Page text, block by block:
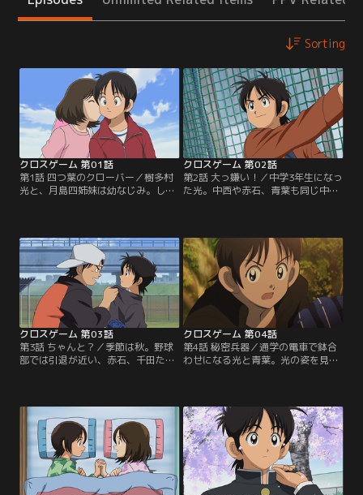
Sorting
クロスゲーム 第01話
第1話 四つ葉のクローバー／樹多村
光と、月島四姉妹は幼なじみ。しっ
紅葉。そんな夏のある日。若葉は、
光と夏祭りに行く約束をして、キャ
ンプに出かける。数日後、光が何気
なくつけた高校野球に流れてくるニ
ュース。光は耳を疑うが…。【提
供：バンダイチャンネル】
クロスゲーム 第02話
第2話 大っ嫌い！／中学3年生になっ
た光。中西や赤石、青葉も同じ中学
りチームを引っ張る赤石がいた。そ
んな中、光と中西は草野球でピッチ
ャーの青葉と対決することに。勝負
に勝った青葉ではあるが、光の野球
のセンスを認め始めて…。【提供：
バンダイチャンネル】
クロスゲーム 第03話
第3話 ちゃんと？／季節は秋。野球
部では引退が近い、赤石、千田たち
が流れている。お調子者の千田は、
巻原たちに取り入ろうと、ゴマすり
に奔走するのだった。光と中西は、
小学生のときの友人と久しぶりに草
野球をすることに…。【提供：バン
ダイチャンネル】
クロスゲーム 第04話
第4話 秘密兵器／通学の電車で鉢合
わせになる光と青葉。光の姿を見つ
窓外に強盗らしき姿を見つける。動
体視力の優れた青葉だけが気づいた
ようだった。青葉は、強盗の人影を
見た場所へと、わき目もふらずに駆
け出すが…。【提供：バンダイチャ
ンネル】